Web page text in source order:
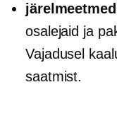
järelmeetmed
osalejaid ja
Vajadusel
saatmist.